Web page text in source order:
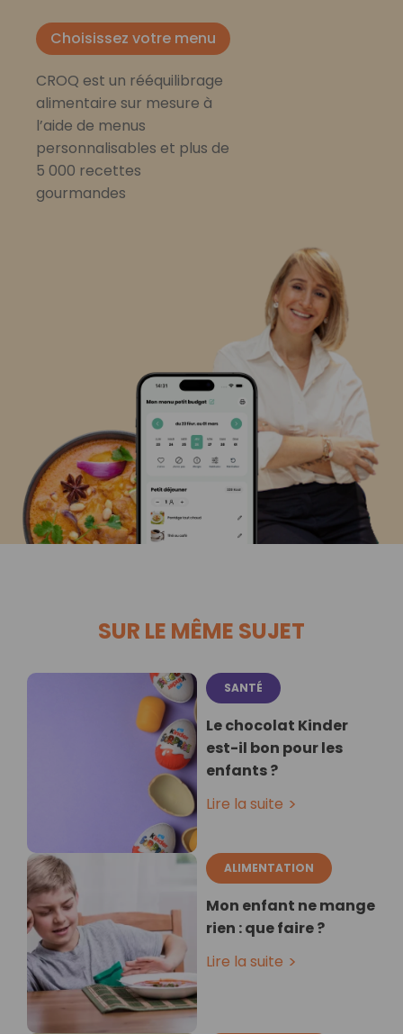
Choisissez votre menu
CROQ est un rééquilibrage
alimentaire sur mesure à
l’aide de menus
personnalisables et plus de
5 000 recettes
gourmandes
SUR LE MÊME SUJET
SANTÉ
Le chocolat Kinder
est-il bon pour les
enfants ?
Lire la suite
ALIMENTATION
Mon enfant ne mange
rien : que faire ?
Lire la suite